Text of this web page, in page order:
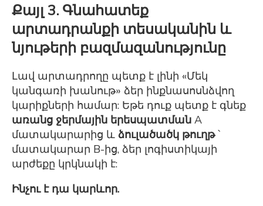
Քայլ 3. Գնահատեք
արտադրանքի տեսականին և
նյութերի բազմազանությունը
Լավ արտադրողը պետք է լինի «Մեկ
կանգառի խանութ» ձեր ինքնասոսնձվող
կարիքների համար: Եթե ​​դուք պետք է գնեք
առանց ջերմային երեսպատման A
մատակարարից և ձուլածածկ թուղթ՝
մատակարար B-ից, ձեր լոգիստիկայի
արժեքը կրկնակի է:
Ինչու է դա կարևոր.